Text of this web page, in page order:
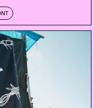
| VOODOO RHYTHM
CH | longplay